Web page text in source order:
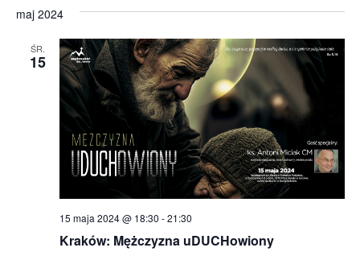
maj 2024
ŚR.
15
Kraków: Mężczyzna uDUCHowiony
15 maja 2024 @ 18:30 -21:30